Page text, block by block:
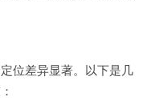
位差异显著。以下是几